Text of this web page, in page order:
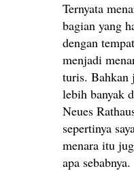
Ternyata
bagian yang
dengan
menjadi
turis. Bahkan
lebih banyak
Neues
sepertinya
menara itu
apa sebabnya.